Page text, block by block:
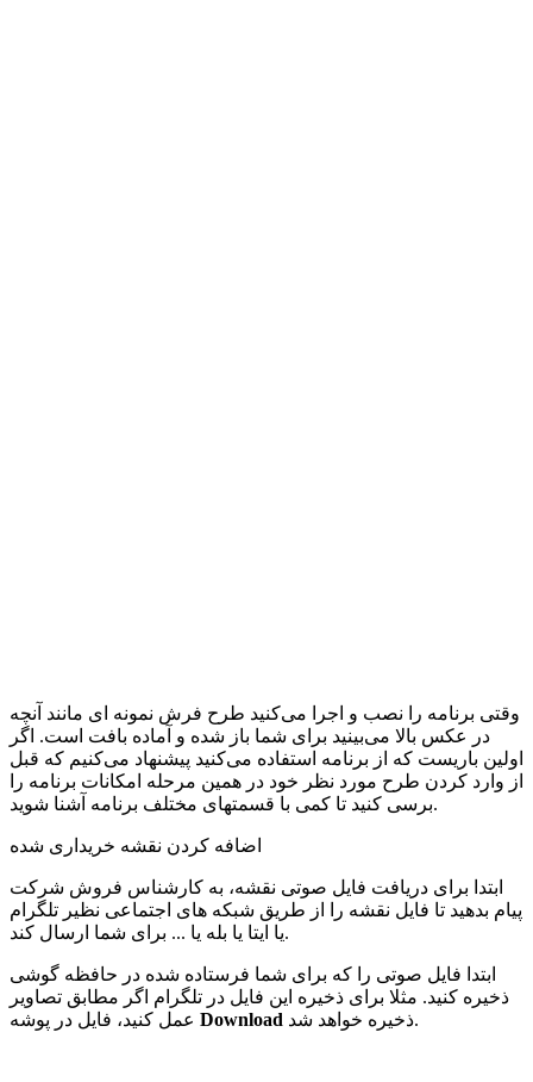
وقتی برنامه را نصب و اجرا می‌کنید طرح فرش نمونه ای مانند آنچه
در عکس بالا می‌بینید برای شما باز شده و آماده بافت است. اگر
اولین باریست که از برنامه استفاده می‌کنید پیشنهاد می‌کنیم که قبل
از وارد کردن طرح مورد نظر خود در همین مرحله امکانات برنامه را
برسی کنید تا کمی با قسمتهای مختلف برنامه آشنا شوید.
اضافه کردن نقشه خریداری شده
ابتدا برای دریافت فایل صوتی نقشه، به کارشناس فروش شرکت
پیام بدهید تا فایل نقشه را از طریق شبکه های اجتماعی نظیر تلگرام
یا ایتا یا بله یا ... برای شما ارسال کند.
ابتدا فایل صوتی را که برای شما فرستاده شده در حافظه گوشی
ذخیره کنید. مثلا برای ذخیره این فایل در تلگرام اگر مطابق تصاویر
Download ذخیره خواهد شد.